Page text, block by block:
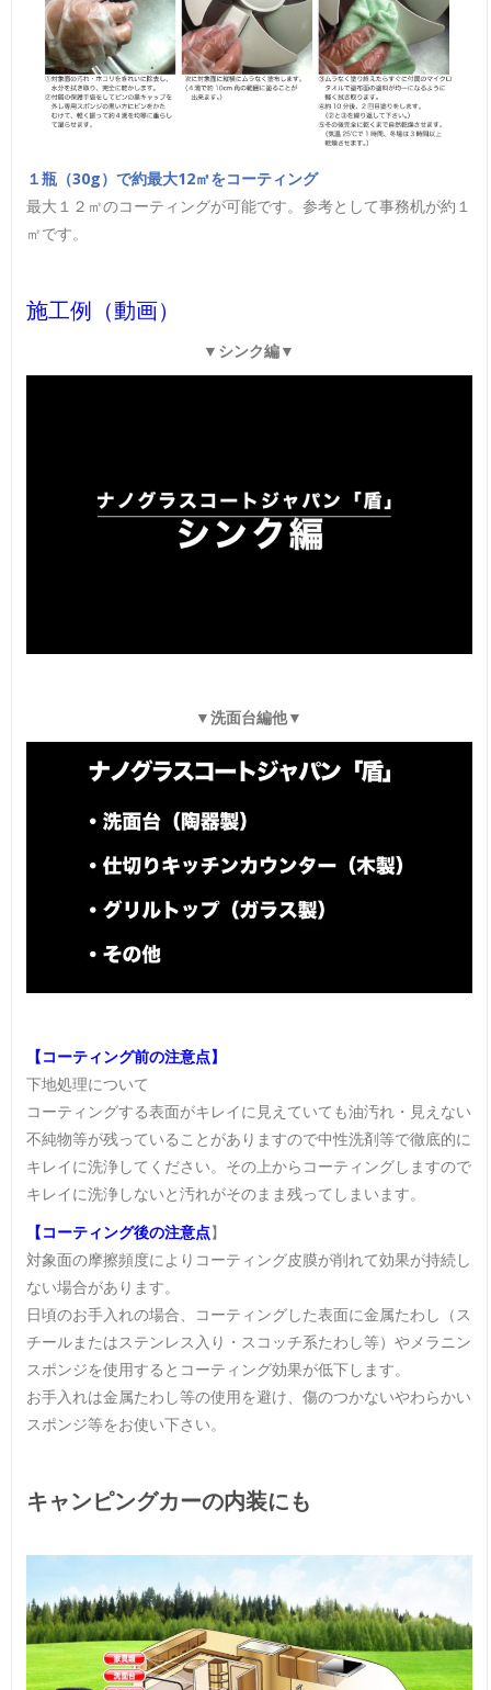
１瓶（30g）で約最大12㎡をコーティング
最大１２㎡のコーティングが可能です。参考として事務机が約１
㎡です。
施工例（動画）
▼シンク編▼
▼洗面台編他▼
【コーティング前の注意点】
下地処理について
コーティングする表面がキレイに見えていても油汚れ・見えない
不純物等が残っていることがありますので中性洗剤等で徹底的に
キレイに洗浄してください。その上からコーティングしますので
キレイに洗浄しないと汚れがそのまま残ってしまいます。
【コーティング後の注意点】
対象面の摩擦頻度によりコーティング皮膜が削れて効果が持続し
ない場合があります。
日頃のお手入れの場合、コーティングした表面に金属たわし（ス
チールまたはステンレス入り・スコッチ系たわし等）やメラニン
スポンジを使用するとコーティング効果が低下します。
お手入れは金属たわし等の使用を避け、傷のつかないやわらかい
スポンジ等をお使い下さい。
キャンピングカーの内装にも